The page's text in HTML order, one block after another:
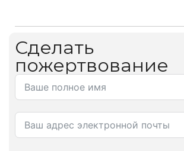
Сделать
пожертвование